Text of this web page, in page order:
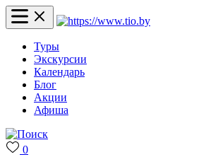
Туры
Экскурсии
Календарь
Блог
Акции
Афиша
0